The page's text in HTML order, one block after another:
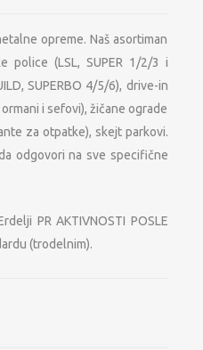
opreme. Naš asortiman
police (LSL, SUPER 1/2/3 i
SUPERBO 4/5/6), drive-in
i sefovi), žičane ograde
za otpatke), skejt parkovi.
odgovori na sve specifične
PR AKTIVNOSTI POSLE
(trodelnim).